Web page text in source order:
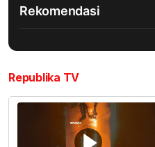
Rekomendasi
Republika TV